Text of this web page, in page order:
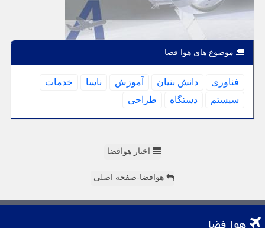
موضوع های هوا فضا
فناوری دانش بنیان آموزش ناسا
خدمات
سیستم
دستگاه طراحی
اخبار هوافضا
هوافضا-صفحه اصلی